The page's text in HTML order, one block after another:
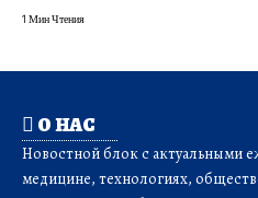
1 Мин Чтения
О НАС
Новостной блок с актуальными
медицине, технологиях,